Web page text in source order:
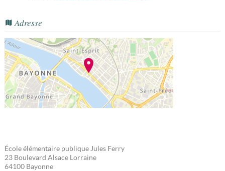
Adresse
École élémentaire publique Jules Ferry
23 Boulevard Alsace Lorraine
64100 Bayonne